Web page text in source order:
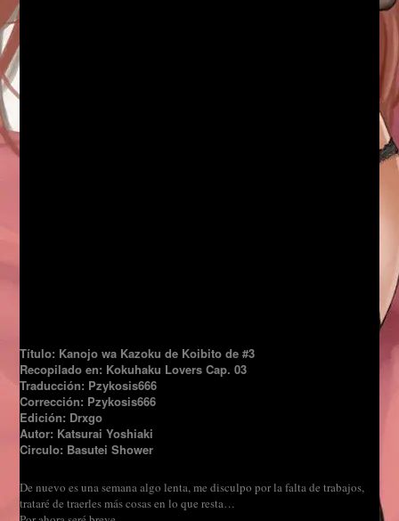
Título: Kanojo wa Kazoku de Koibito de #3
Recopilado en: Kokuhaku Lovers Cap. 03
Traducción: Pzykosis666
Corrección: Pzykosis666
Edición: Drxgo
Autor: Katsurai Yoshiaki
Circulo: Basutei Shower
De nuevo es una semana algo lenta, me disculpo por la falta de trabajos,
trataré de traerles más cosas en lo que resta…